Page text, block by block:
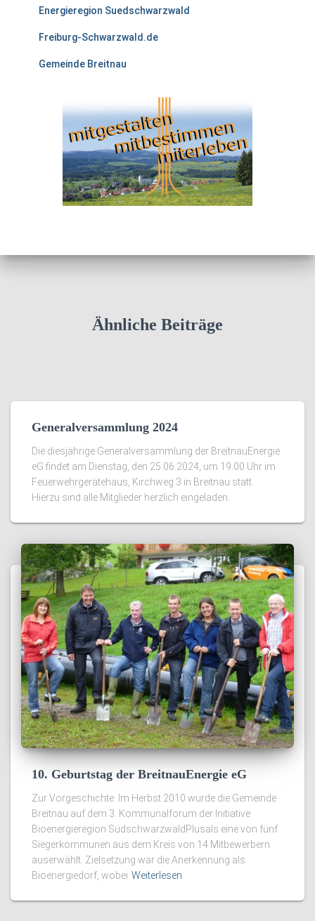
Energieregion Suedschwarzwald
Freiburg-Schwarzwald.de
Gemeinde Breitnau
Ähnliche Beiträge
Generalversammlung 2024
Die diesjährige Generalversammlung der BreitnauEnergie
eG findet am Dienstag, den 25.06.2024, um 19.00 Uhr im
Feuerwehrgerätehaus, Kirchweg 3 in Breitnau statt.
Hierzu sind alle Mitglieder herzlich eingeladen.
10. Geburtstag der BreitnauEnergie eG
Zur Vorgeschichte: Im Herbst 2010 wurde die Gemeinde
Breitnau auf dem 3. Kommunalforum der Initiative
Bioenergieregion SüdschwarzwaldPlusals eine von fünf
Siegerkommunen aus dem Kreis von 14 Mitbewerbern
auserwählt. Zielsetzung war die Anerkennung als
Bioenergiedorf, wobei Weiterlesen